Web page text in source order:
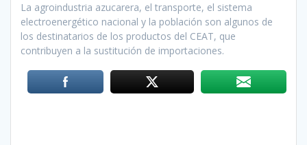
La agroindustria azucarera, el transporte, el sistema
electroenergético nacional y la población son algunos de
los destinatarios de los productos del CEAT, que
contribuyen a la sustitución de importaciones.